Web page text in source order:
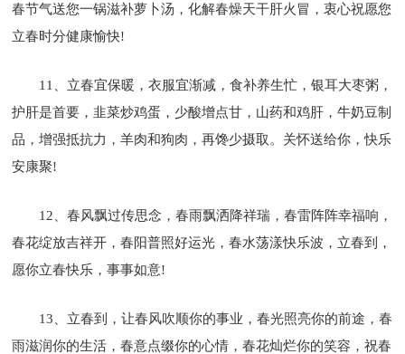
春节气送您一锅滋补萝卜汤，化解春燥天干肝火冒，衷心祝愿您
立春时分健康愉快!
11、立春宜保暖，衣服宜渐减，食补养生忙，银耳大枣粥，
护肝是首要，韭菜炒鸡蛋，少酸增点甘，山药和鸡肝，牛奶豆制
品，增强抵抗力，羊肉和狗肉，再馋少摄取。关怀送给你，快乐
安康聚!
12、春风飘过传思念，春雨飘洒降祥瑞，春雷阵阵幸福响，
春花绽放吉祥开，春阳普照好运光，春水荡漾快乐波，立春到，
愿你立春快乐，事事如意!
13、立春到，让春风吹顺你的事业，春光照亮你的前途，春
雨滋润你的生活，春意点缀你的心情，春花灿烂你的笑容，祝春